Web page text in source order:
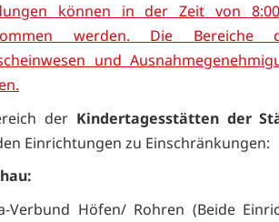
können in der Zeit von
werden. Die Bereiche
und
der Kindertagesstätten der
Einrichtungen zu Einschränkungen:
Verbund Höfen/ Rohren (Beide